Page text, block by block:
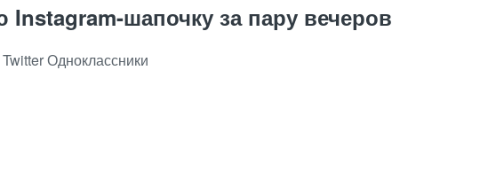
Instagram-шапочку за пару вечеров
TwitterОдноклассники